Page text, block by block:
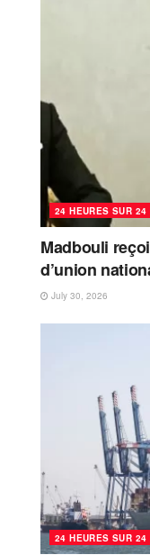
24 HEURES SUR 24
Madbouli
d’union
July 30, 2026
24 HEURES SUR 24